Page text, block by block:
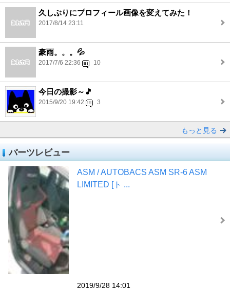
久しぶりにプロフィール画像を変えてみた！
2017/8/14 23:11
豪雨。。。💦
2017/7/6 22:36 10
今日の撮影～🎵
2015/9/20 19:42 3
もっと見る
パーツレビュー
ASM / AUTOBACS ASM SR-6 ASM
LIMITED [ト ...
2019/9/28 14:01